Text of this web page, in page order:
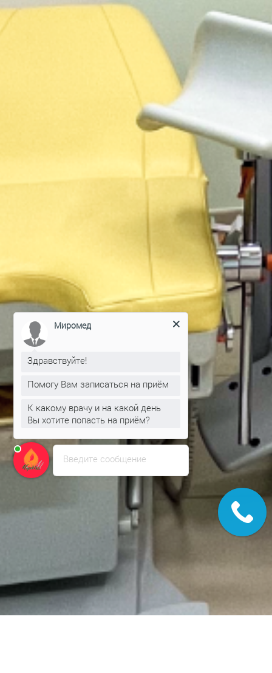
Введите сообщение
Миромед
Здравствуйте!
Помогу Вам записаться на приём
К какому врачу и на какой день
Вы хотите попасть на приём?